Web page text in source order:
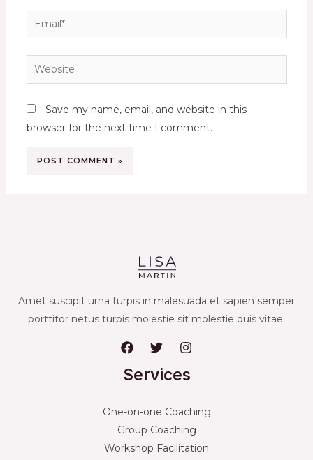
Email*
Website
Save my name, email, and website in this
browser for the next time I comment.
Amet suscipit urna turpis in malesuada et sapien semper
porttitor netus turpis molestie sit molestie quis vitae.
Services
One-on-one Coaching
Group Coaching
Workshop Facilitation